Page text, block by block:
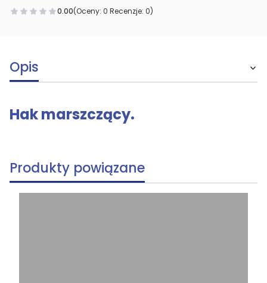
0.00(Oceny: 0 Recenzje: 0)
Opis
Hak marszczący.
Produkty powiązane